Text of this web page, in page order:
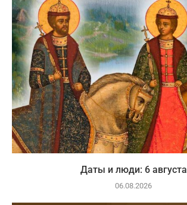
Даты и люди: 6 августа
06.08.2026